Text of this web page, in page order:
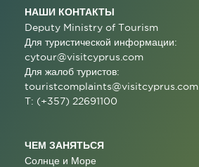
НАШИ КОНТАКТЫ
Deputy Ministry of Tourism
Для туристической информации:
cytour@visitcyprus.com
Для жалоб туристов:
touristcomplaints@visitcyprus.com
T: (+357) 22691100
ЧЕМ ЗАНЯТЬСЯ
Солнце и Море